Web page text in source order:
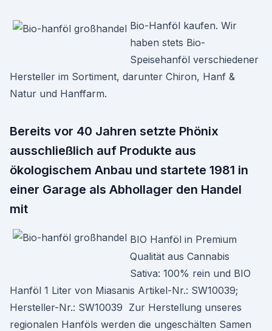
Bio-Hanföl kaufen. Wir
haben stets Bio-
Speisehanföl verschiedener
Hersteller im Sortiment, darunter Chiron, Hanf &
Natur und Hanffarm.
Bereits vor 40 Jahren setzte Phönix
ausschließlich auf Produkte aus
ökologischem Anbau und startete 1981 in
einer Garage als Abhollager den Handel
mit
BIO Hanföl in Premium
Qualität aus Cannabis
Sativa: 100% rein und BIO
Hanföl 1 Liter von Miasanis Artikel-Nr.: SW10039;
Hersteller-Nr.: SW10039 Zur Herstellung unseres
regionalen Hanföls werden die ungeschälten Samen